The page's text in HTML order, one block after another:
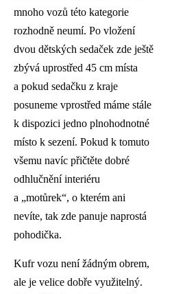
mnoho vozů této kategorie
rozhodně neumí. Po vložení
dvou dětských sedaček zde ještě
zbývá uprostřed 45 cm místa
a pokud sedačku z kraje
posuneme vprostřed máme stále
k dispozici jedno plnohodnotné
místo k sezení. Pokud k tomuto
všemu navíc přičtěte dobré
odhlučnění interiéru
a „motůrek“, o kterém ani
nevíte, tak zde panuje naprostá
pohodička.
Kufr vozu není žádným obrem,
ale je velice dobře využitelný.